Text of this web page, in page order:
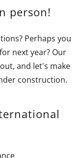
person!
Perhaps you
next year? Our
and let's make
construction.